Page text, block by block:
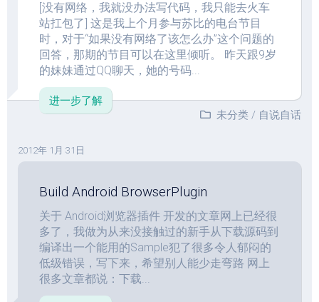
[没有网络，我就没办法写代码，我只能去火车
站扛包了] 这是我上个月参与苏比的电台节目
时，对于“如果没有网络了该怎么办”这个问题的
回答，那期的节目可以在这里倾听。 昨天跟9岁
的妹妹通过QQ聊天，她的号码...
进一步了解
未分类 / 自说自话
2012年 1月 31日
Build Android BrowserPlugin
关于 Android浏览器插件 开发的文章网上已经很
多了，我做为从来没接触过的新手从下载源码到
编译出一个能用的Sample犯了很多令人郁闷的
低级错误，写下来，希望别人能少走弯路 网上
很多文章都说：下载...